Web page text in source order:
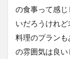
の食事って感
いだろうけれ
料理のプラン
の雰囲気は良